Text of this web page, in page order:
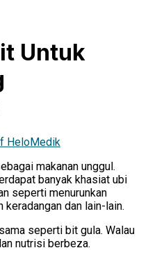
Untuk
HeloMedik
makanan unggul.
banyak khasiat ubi
seperti menurunkan
keradangan dan lain-lain.
seperti bit gula. Walau
nutrisi berbeza.